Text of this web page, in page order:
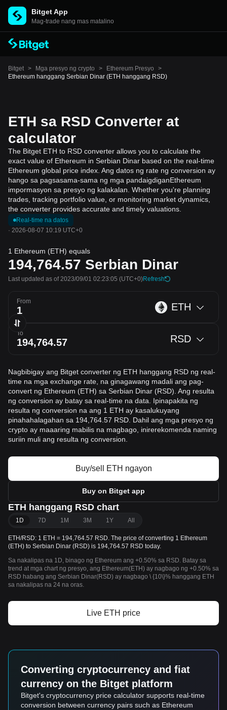
Bitget App
Mag-trade nang mas matalino
Bitget > Mga presyo ng crypto > Ethereum Presyo
>
Ethereum hanggang Serbian Dinar (ETH hanggang RSD)
ETH sa RSD Converter at
calculator
The Bitget ETH to RSD converter allows you to calculate the
exact value of Ethereum in Serbian Dinar based on the real-time
Ethereum global price index. Ang datos ng rate ng conversion ay
hango sa pagsasama-sama ng mga pandaigdiganEthereum
impormasyon sa presyo ng kalakalan. Whether you're planning
trades, tracking portfolio value, or monitoring market dynamics,
the converter provides accurate and timely valuations.
Real-time na datos
· 2026-08-07 10:19 UTC+0
1 Ethereum (ETH) equals
194,764.57 Serbian Dinar
Last updated as of 2023/09/01 02:23:05 (UTC+0)Refresh
From ETH
To RSD
Nagbibigay ang Bitget converter ng ETH hanggang RSD ng real-
time na mga exchange rate, na ginagawang madali ang pag-
convert ng Ethereum (ETH) sa Serbian Dinar (RSD). Ang resulta
ng conversion ay batay sa real-time na data. Ipinapakita ng
resulta ng conversion na ang 1 ETH ay kasalukuyang
pinahahalagahan sa 194,764.57 RSD. Dahil ang mga presyo ng
crypto ay maaaring mabilis na magbago, inirerekomenda naming
suriin muli ang resulta ng conversion.
Buy/sell ETH ngayon
Buy on Bitget app
ETH hanggang RSD chart
1D 7D 1M 3M 1Y All
ETH/RSD: 1 ETH = 194,764.57 RSD. The price of converting 1 Ethereum
(ETH) to Serbian Dinar (RSD) is 194,764.57 RSD today.
Sa nakalipas na 1D, binago ng Ethereum ang +0.50% sa RSD. Batay sa
trend at mga chart ng presyo, ang Ethereum(ETH) ay nagbago ng +0.50% sa
RSD habang ang Serbian Dinar(RSD) ay nagbago \ {10\}% hanggang ETH
sa nakalipas na 24 na oras.
Live ETH price
Converting cryptocurrency and fiat
currency on the Bitget platform
Bitget's cryptocurrency price calculator supports real-time
conversion between currency pairs such as Ethereum